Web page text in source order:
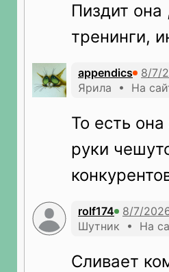
Пиздит она
тренинги,
appendics
Ярила • На
То есть
руки
rolf174
Шутник • На
Сливает